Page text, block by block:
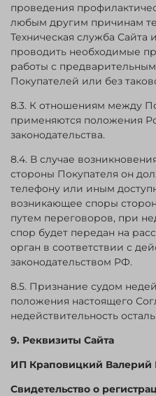
проведения
любым другим причинам
Техническая служба
проводить необходимые
работы с
Покупателей или без
8.3. К отношениям между
применяются положения
законодательства.
8.4. В случае
стороны Покупателя он
телефону или иным
возникающее споры
путем переговоров, при
спор будет передан на
орган в соответствии с
законодательством РФ.
8.5. Признание судом
положения настоящего
недействительность
9. Реквизиты Сайта
ИП Краповицкий Валерий
Свидетельство о